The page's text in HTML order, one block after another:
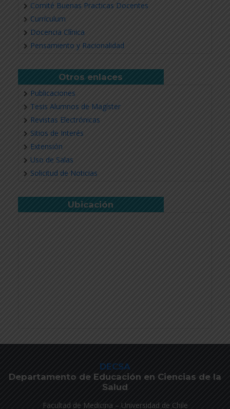
Comité Buenas Practicas Docentes
Currículum
Docencia Clínica
Pensamiento y Racionalidad
Otros enlaces
Publicaciones
Tesis Alumnos de Magíster
Revistas Electrónicas
Sitios de Interés
Extensión
Uso de Salas
Solicitud de Noticias
Ubicación
DECSA
Departamento de Educación en Ciencias de la
Salud
Facultad de Medicina – Universidad de Chile